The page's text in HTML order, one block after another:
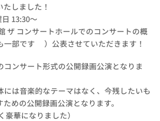
しました！
13:30〜
ザ コンサートホールでのコンサートの概
一部です💦）公表させていただきます！
コンサート形式の公開録画公演となりま
には音楽的なテーマはなく、今残したいも
めの公開録画公演となります。
豪華になりました）